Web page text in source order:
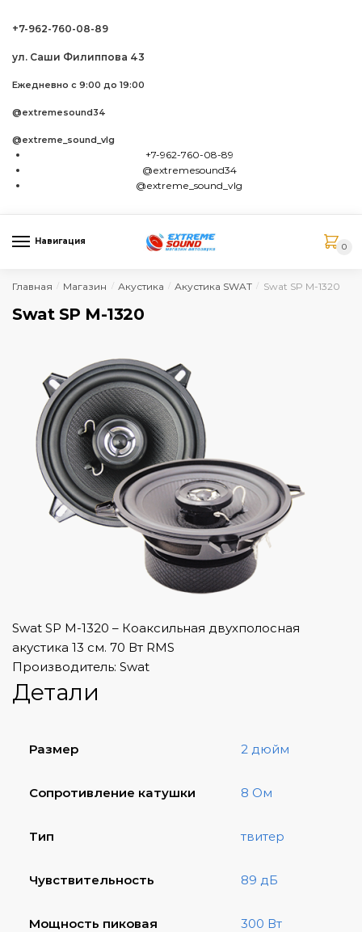
+7-962-760-08-89
ул. Саши Филиппова 43
Ежедневно с 9:00 до 19:00
@extremesound34
@extreme_sound_vlg
+7-962-760-08-89
@extremesound34
@extreme_sound_vlg
Навигация
0
Главная Магазин Акустика Акустика SWAT Swat SP M-1320
Swat SP M-1320
Swat SP M-1320 – Коаксильная двухполосная
акустика 13 см. 70 Вт RMS
Производитель: Swat
Детали
Размер 2 дюйм
Сопротивление катушки 8 Ом
Тип твитер
Чувствительность 89 дБ
Мощность пиковая 300 Вт